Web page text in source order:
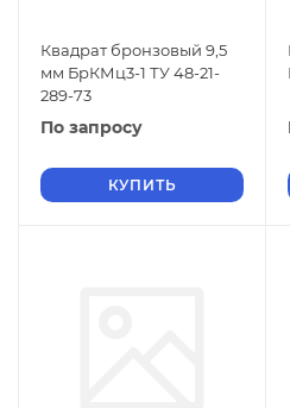
Квадрат бронзовый 9,5
мм БрКМц3-1 ТУ 48-21-
289-73
По запросу
КУПИТЬ